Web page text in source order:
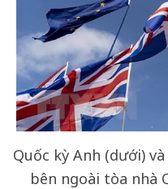
Quốc kỳ Anh (dưới)
bên ngoài tòa nhà